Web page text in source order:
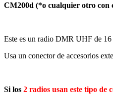
CM200d (*o cualquier otro con
Este es un radio DMR UHF de
Usa un conector de accesorios
Si los 2 radios usan este tipo de